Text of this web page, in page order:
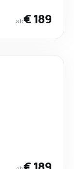
ab€ 189